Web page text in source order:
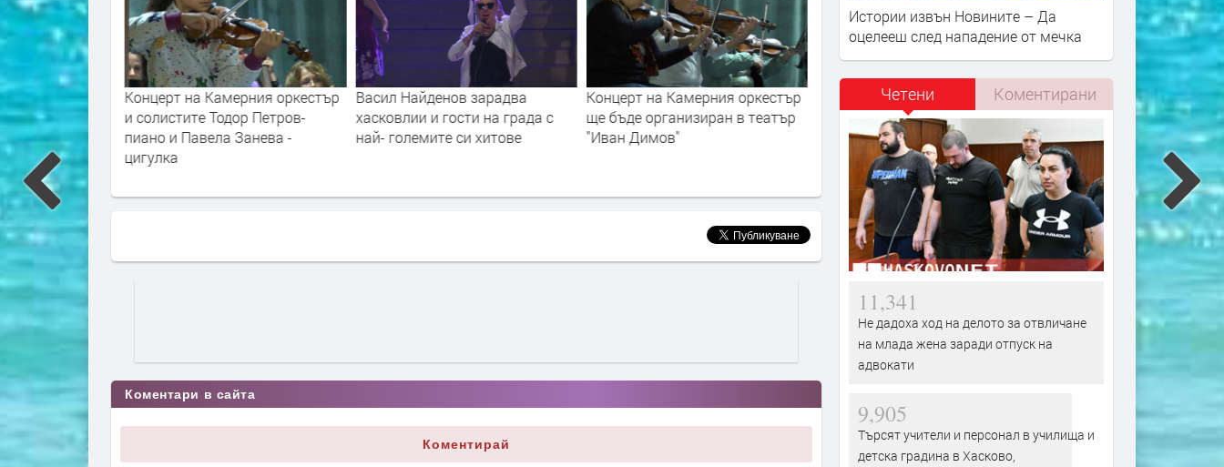
на сцената
на града
Концерт на Камерния оркестър
и солистите Тодор Петров-
пиано и Павела Занева -
цигулка
Васил Найденов зарадва
хасковлии и гости на града с
най- големите си хитове
Концерт на Камерния оркестър
ще бъде организиран в театър
"Иван Димов"
Уникален концерт представиха
Наско и приятели на татаревска
сцена
Деца направиха
благотворителен
дете
Коментари в сайта
Коментирай
Истории извън Новините – Да
оцелееш след нападение от мечка
Четени Коментирани
11,341
Не дадоха ход на делото за отвличане
на млада жена заради отпуск на
адвокати
9,905
Търсят учители и персонал в училища и
детска градина в Хасково,